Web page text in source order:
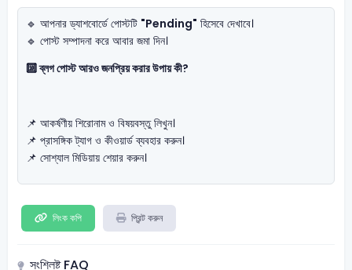
🔹 আপনার ড্যাশবোর্ডে পোস্টটি "Pending" হিসেবে দেখাবে।
🔹 পোস্ট সম্পাদনা করে আবার জমা দিন।
🔟 ব্লগ পোস্ট আরও জনপ্রিয় করার উপায় কী?
📌 আকর্ষণীয় শিরোনাম ও বিষয়বস্তু লিখুন।
📌 প্রাসঙ্গিক ট্যাগ ও কীওয়ার্ড ব্যবহার করুন।
📌 সোশ্যাল মিডিয়ায় শেয়ার করুন।
লিংক কপি প্রিন্ট করুন
সংশ্লিষ্ট FAQ